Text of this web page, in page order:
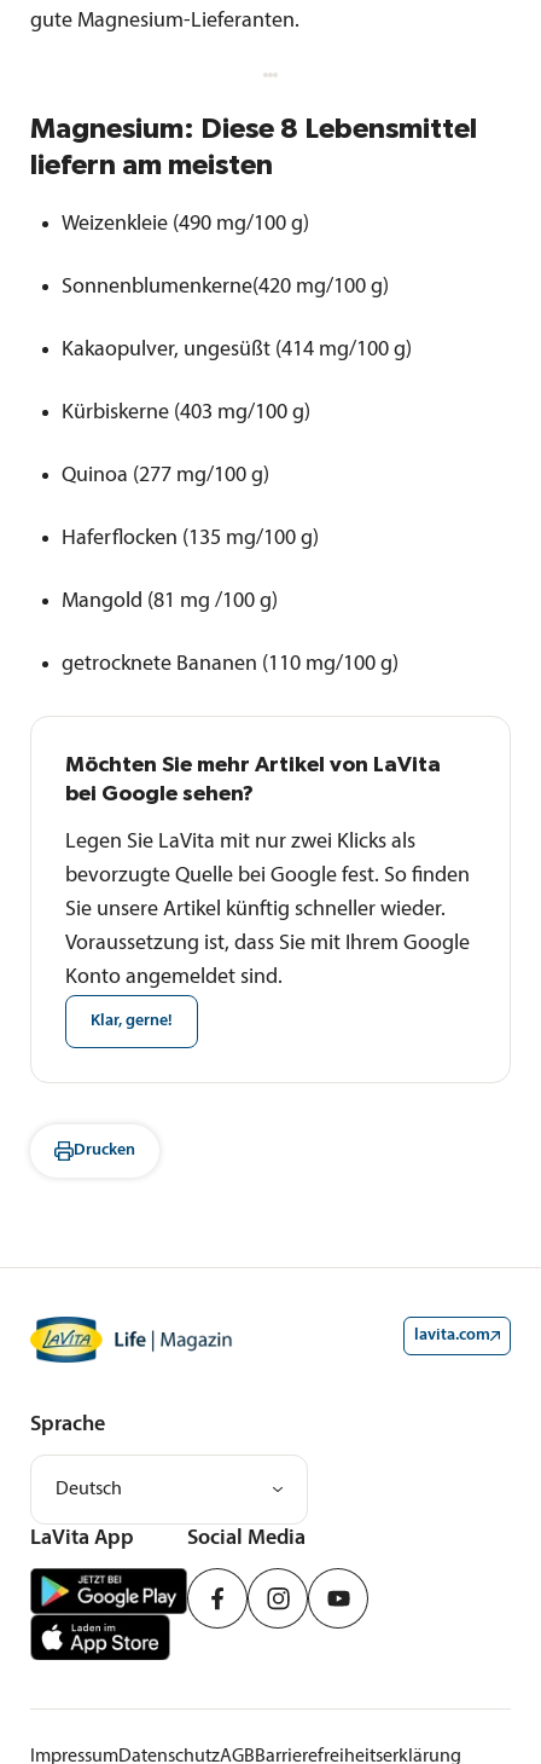
gute Magnesium-Lieferanten.
Magnesium: Diese 8 Lebensmittel
liefern am meisten
Weizenkleie (490 mg/100 g)
Sonnenblumenkerne(420 mg/100 g)
Kakaopulver, ungesüßt (414 mg/100 g)
Kürbiskerne (403 mg/100 g)
Quinoa (277 mg/100 g)
Haferflocken (135 mg/100 g)
Mangold (81 mg /100 g)
getrocknete Bananen (110 mg/100 g)
Möchten Sie mehr Artikel von LaVita
bei Google sehen?
Legen Sie LaVita mit nur zwei Klicks als
bevorzugte Quelle bei Google fest. So finden
Sie unsere Artikel künftig schneller wieder.
Voraussetzung ist, dass Sie mit Ihrem Google
Konto angemeldet sind.
Klar, gerne!
Drucken
lavita.com
LaVita App Social Media
Sprache
Deutsch
ImpressumDatenschutzAGBBarrierefreiheitserklärung